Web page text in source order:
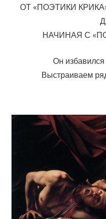
ОТ «ПОЭТИКИ
НАЧИНАЯ С
Он избавился
Выстраиваем